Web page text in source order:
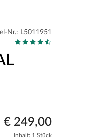
Nr.: L5011951
€ 249,00
Inhalt: 1 Stück